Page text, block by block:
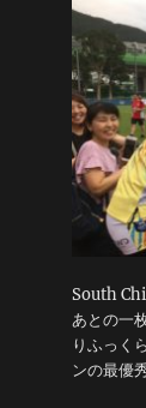
South
あとの一
りふっく
ンの最優